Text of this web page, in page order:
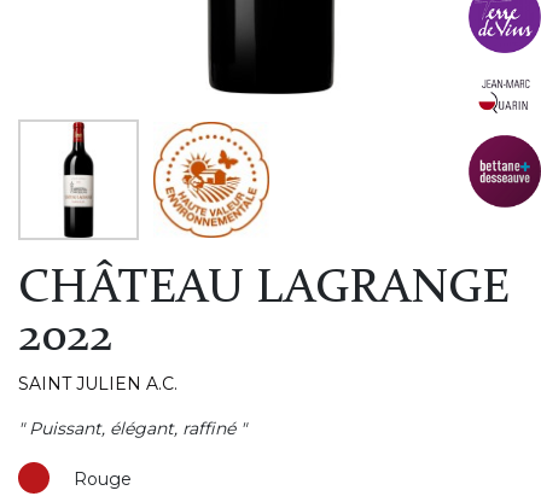
CHÂTEAU LAGRANGE
2022
SAINT JULIEN A.C.
" Puissant, élégant, raffiné "
Rouge